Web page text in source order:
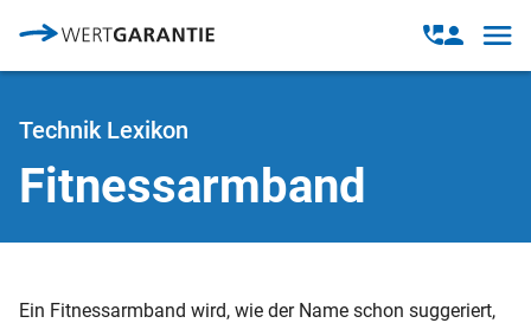
Open
modal
Open
Technik Lexikon
Fitnessarmband
Ein Fitnessarmband wird, wie der Name schon suggeriert,